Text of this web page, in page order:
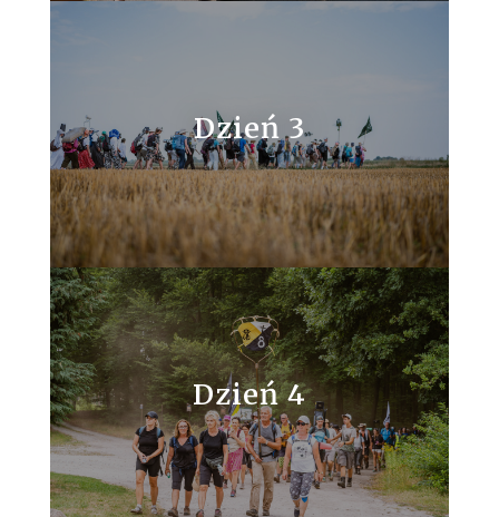
Dzień 3
Dzień 4